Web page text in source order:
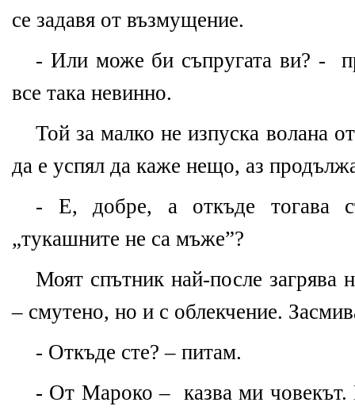
се задавя от възмущение.
- Или може би съпругата ви? -
все така невинно.
Той за малко не изпуска волана
да е успял да каже нещо, аз
- Е, добре, а откъде тогава
„тукашните не са мъже”?
Моят спътник най-после загрява
– смутено, но и с облекчение.
- Откъде сте? – питам.
- От Мароко – казва ми